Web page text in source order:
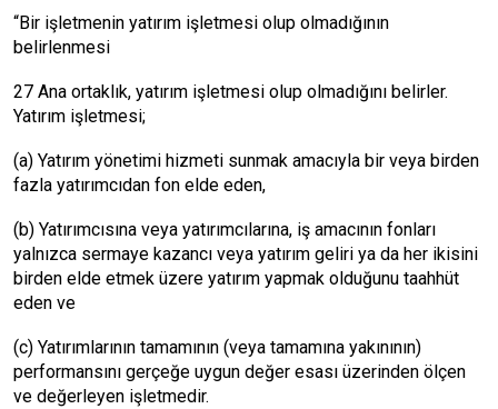
“Bir işletmenin yatırım işletmesi olup olmadığının
belirlenmesi
27 Ana ortaklık, yatırım işletmesi olup olmadığını belirler.
Yatırım işletmesi;
(a) Yatırım yönetimi hizmeti sunmak amacıyla bir veya birden
fazla yatırımcıdan fon elde eden,
(b) Yatırımcısına veya yatırımcılarına, iş amacının fonları
yalnızca sermaye kazancı veya yatırım geliri ya da her ikisini
birden elde etmek üzere yatırım yapmak olduğunu taahhüt
eden ve
(c) Yatırımlarının tamamının (veya tamamına yakınının)
performansını gerçeğe uygun değer esası üzerinden ölçen
ve değerleyen işletmedir.